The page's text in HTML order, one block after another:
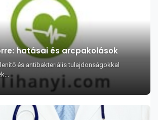
hatásai és arcpakolások
és antibakteriális tulajdonságokkal